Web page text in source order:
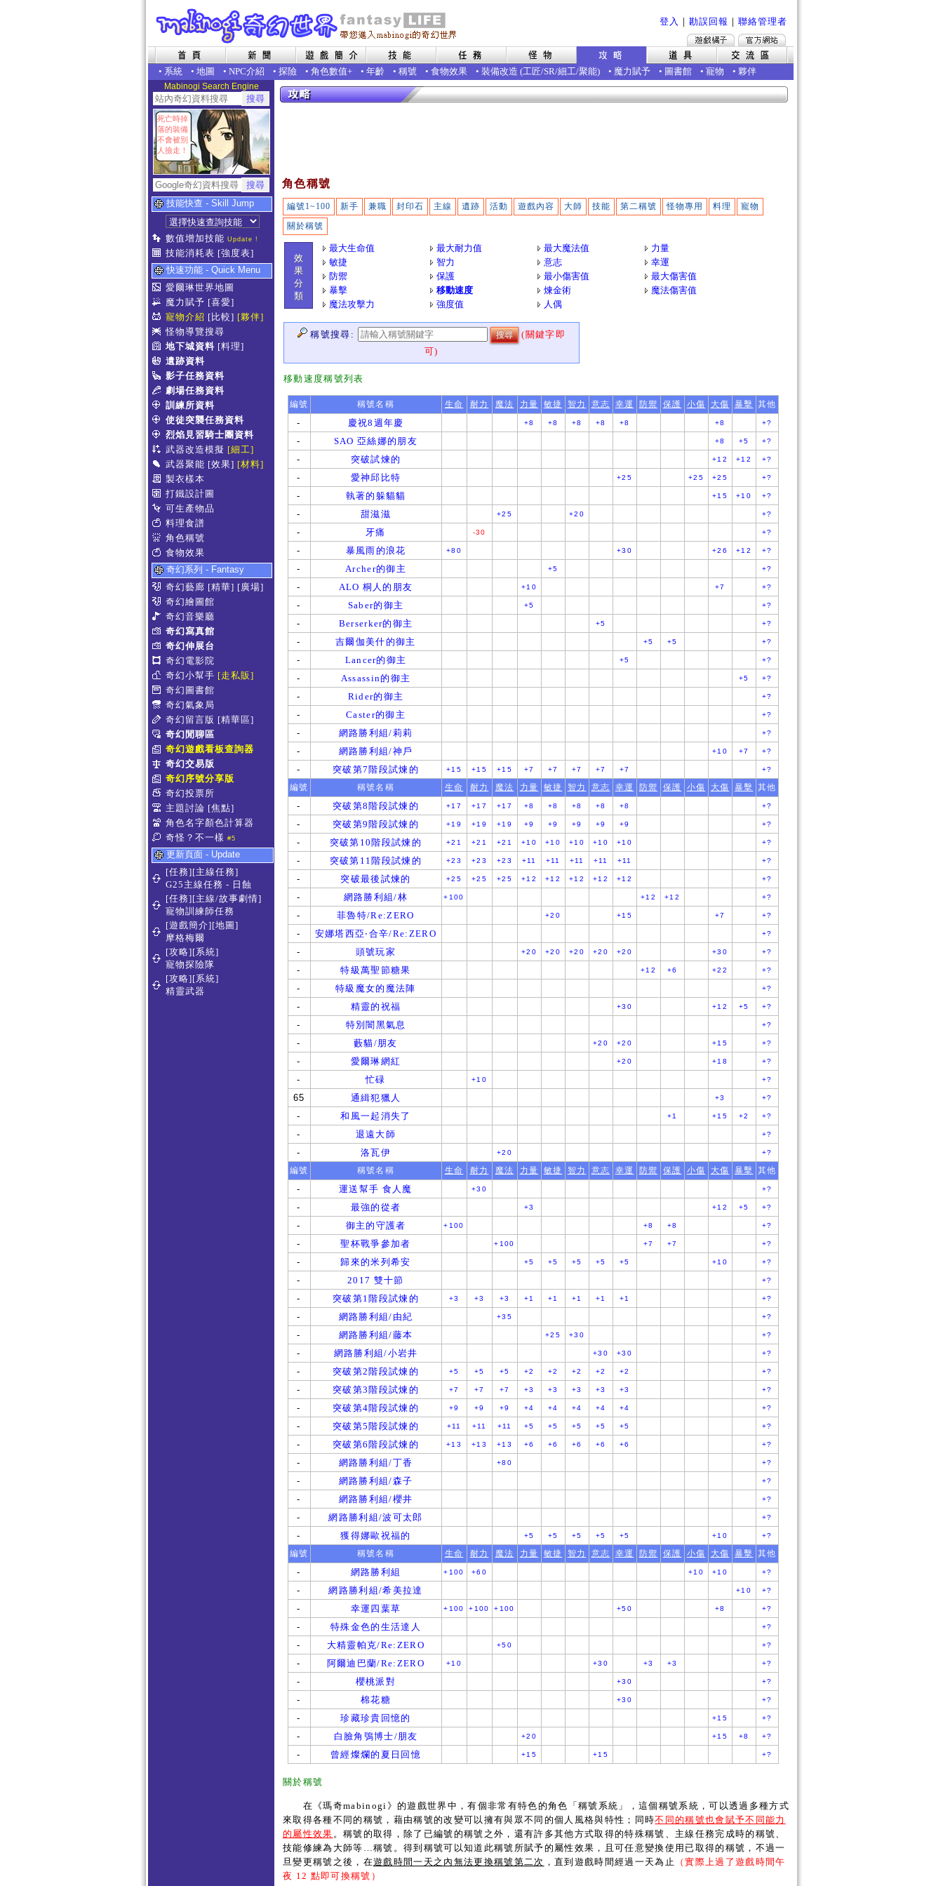
登入 ｜ 勘誤回報 ｜ 聯絡管理者
• 系統 • 地圖 • NPC介紹 • 探險 • 角色數值+ • 年齡 • 稱號 • 食物效果 • 裝備改造 (工匠/SR/細工/聚能) • 魔力賦予 • 圖書館 • 寵物 • 夥伴
Mabinogi Search Engine
死亡時掉
落的裝備
不會被別
人撿走！
技能快查 - Skill Jump
數值增加技能 Update !
技能消耗表 [強度表]
快速功能 - Quick Menu
愛爾琳世界地圖
魔力賦予 [喜愛]
寵物介紹 [比較] [夥伴]
怪物導覽搜尋
地下城資料 [料理]
遺跡資料
影子任務資料
劇場任務資料
訓練所資料
使徒突襲任務資料
烈焰見習騎士團資料
武器改造模擬 [細工]
武器聚能 [效果] [材料]
製衣樣本
打鐵設計圖
可生產物品
料理食譜
角色稱號
食物效果
奇幻系列 - Fantasy
奇幻藝廊 [精華] [廣場]
奇幻繪圖館
奇幻音樂廳
奇幻寫真館
奇幻伸展台
奇幻電影院
奇幻小幫手 [走私販]
奇幻圖書館
奇幻氣象局
奇幻留言版 [精華區]
奇幻閒聊區
奇幻遊戲看板查詢器
奇幻交易版
奇幻序號分享版
奇幻投票所
主題討論 [焦點]
角色名字顏色計算器
奇怪？不一樣 #5
更新頁面 - Update
[任務][主線任務]
G25主線任務 - 日蝕
[任務][主線/故事劇情]
寵物訓練師任務
[遊戲簡介][地圖]
摩格梅爾
[攻略][系統]
寵物探險隊
[攻略][系統]
精靈武器
角色稱號
編號1~100 新手 兼職 封印石 主線 遺跡 活動 遊戲內容 大師 技能 第二稱號 怪物專用 料理
寵物
關於稱號
效
果
分
類
最大生命值 最大耐力值 最大魔法值
力量
敏捷
智力 意志
幸運
防禦
保護 最小傷害值
最大傷害值
暴擊
移動速度 煉金術
魔法傷害值
魔法攻擊力
強度值 人偶
稱號搜尋:
(關鍵字即
可)
移動速度稱號列表
編號 稱號名稱 生命 耐力 魔法 力量 敏捷 智力 意志 幸運 防禦 保護 小傷 大傷 暴擊 其他
- 慶祝8週年慶 +8 +8 +8 +8 +8 +8 +?
- SAO 亞絲娜的朋友 +8 +5 +?
- 突破試煉的 +12 +12 +?
- 愛神邱比特 +25 +25 +25 +?
- 執著的躲貓貓 +15 +10 +?
- 甜滋滋 +25 +20 +?
- 牙痛 -30 +?
- 暴風雨的浪花 +80 +30 +26 +12 +?
- Archer的御主 +5 +?
- ALO 桐人的朋友 +10 +7 +?
- Saber的御主 +5 +?
- Berserker的御主 +5 +?
- 吉爾伽美什的御主 +5 +5 +?
- Lancer的御主 +5 +?
- Assassin的御主 +5 +?
- Rider的御主 +?
- Caster的御主 +?
- 網路勝利組/莉莉 +?
- 網路勝利組/神戶 +10 +7 +?
- 突破第7階段試煉的 +15 +15 +15 +7 +7 +7 +7 +7 +?
編號 稱號名稱 生命 耐力 魔法 力量 敏捷 智力 意志 幸運 防禦 保護 小傷 大傷 暴擊 其他
- 突破第8階段試煉的 +17 +17 +17 +8 +8 +8 +8 +8 +?
- 突破第9階段試煉的 +19 +19 +19 +9 +9 +9 +9 +9 +?
- 突破第10階段試煉的 +21 +21 +21 +10 +10 +10 +10 +10 +?
- 突破第11階段試煉的 +23 +23 +23 +11 +11 +11 +11 +11 +?
- 突破最後試煉的 +25 +25 +25 +12 +12 +12 +12 +12 +?
- 網路勝利組/林 +100 +12 +12 +?
- 菲魯特/Re:ZERO +20 +15 +7 +?
- 安娜塔西亞‧合辛/Re:ZERO +?
- 頭號玩家 +20 +20 +20 +20 +20 +30 +?
- 特級萬聖節糖果 +12 +6 +22 +?
- 特級魔女的魔法陣 +?
- 精靈的祝福 +30 +12 +5 +?
- 特別闇黑氣息 +?
- 藪貓/朋友 +20 +20 +15 +?
- 愛爾琳網紅 +20 +18 +?
- 忙碌 +10 +?
65 通緝犯獵人 +3 +?
- 和風一起消失了 +1 +15 +2 +?
- 退遠大師 +?
- 洛瓦伊 +20 +?
編號 稱號名稱 生命 耐力 魔法 力量 敏捷 智力 意志 幸運 防禦 保護 小傷 大傷 暴擊 其他
- 運送幫手 食人魔 +30 +?
- 最強的從者 +3 +12 +5 +?
- 御主的守護者 +100 +8 +8 +?
- 聖杯戰爭參加者 +100 +7 +7 +?
- 歸來的米列希安 +5 +5 +5 +5 +5 +10 +?
- 2017 雙十節 +?
- 突破第1階段試煉的 +3 +3 +3 +1 +1 +1 +1 +1 +?
- 網路勝利組/由紀 +35 +?
- 網路勝利組/藤本 +25 +30 +?
- 網路勝利組/小岩井 +30 +30 +?
- 突破第2階段試煉的 +5 +5 +5 +2 +2 +2 +2 +2 +?
- 突破第3階段試煉的 +7 +7 +7 +3 +3 +3 +3 +3 +?
- 突破第4階段試煉的 +9 +9 +9 +4 +4 +4 +4 +4 +?
- 突破第5階段試煉的 +11 +11 +11 +5 +5 +5 +5 +5 +?
- 突破第6階段試煉的 +13 +13 +13 +6 +6 +6 +6 +6 +?
- 網路勝利組/丁香 +80 +?
- 網路勝利組/森子 +?
- 網路勝利組/櫻井 +?
- 網路勝利組/波可太郎 +?
- 獲得娜歐祝福的 +5 +5 +5 +5 +5 +10 +?
編號 稱號名稱 生命 耐力 魔法 力量 敏捷 智力 意志 幸運 防禦 保護 小傷 大傷 暴擊 其他
- 網路勝利組 +100 +60 +10 +10 +?
- 網路勝利組/希美拉達 +10 +?
- 幸運四葉草 +100 +100 +100 +50 +8 +?
- 特殊金色的生活達人 +?
- 大精靈帕克/Re:ZERO +50 +?
- 阿爾迪巴蘭/Re:ZERO +10 +30 +3 +3 +?
- 櫻桃派對 +30 +?
- 棉花糖 +30 +?
- 珍藏珍貴回憶的 +15 +?
- 白臉角鴞博士/朋友 +20 +15 +8 +?
- 曾經燦爛的夏日回憶 +15 +15 +?
關於稱號
在《瑪奇mabinogi》的遊戲世界中，有個非常有特色的角色「稱號系統」，這個稱號系統，可以透過多種方式
來取得各種不同的稱號，藉由稱號的改變可以擁有與眾不同的個人風格與特性；同時不同的稱號也會賦予不同能力
的屬性效果 。稱號的取得，除了已編號的稱號之外，還有許多其他方式取得的特殊稱號、主線任務完成時的稱號、
技能修練為大師等…稱號。得到稱號可以知道此稱號所賦予的屬性效果，且可任意變換使用已取得的稱號，不過一
旦變更稱號之後，在遊戲時間一天之內無法更換稱號第二次 ，直到遊戲時間經過一天為止
（實際上過了遊戲時間午
夜 12 點即可換稱號）